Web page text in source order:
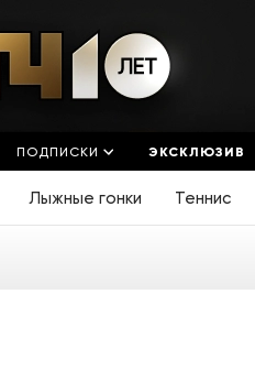
ПОДПИСКИ ЭКСКЛЮЗИВ
Лыжные гонки Теннис